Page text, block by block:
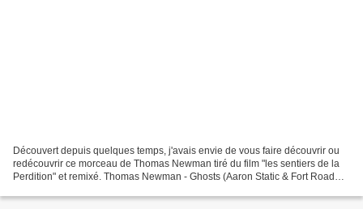
Découvert depuis quelques temps, j'avais envie de vous faire découvrir ou
redécouvrir ce morceau de Thomas Newman tiré du film "les sentiers de la
Perdition" et remixé. Thomas Newman - Ghosts (Aaron Static & Fort Road